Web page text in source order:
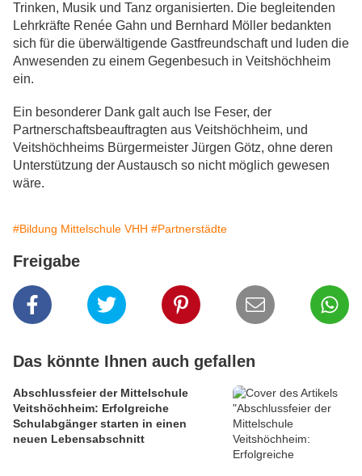
Trinken, Musik und Tanz organisierten. Die begleitenden
Lehrkräfte Renée Gahn und Bernhard Möller bedankten
sich für die überwältigende Gastfreundschaft und luden die
Anwesenden zu einem Gegenbesuch in Veitshöchheim
ein.
Ein besonderer Dank galt auch Ise Feser, der
Partnerschaftsbeauftragten aus Veitshöchheim, und
Veitshöchheims Bürgermeister Jürgen Götz, ohne deren
Unterstützung der Austausch so nicht möglich gewesen
wäre.
#Bildung Mittelschule VHH #Partnerstädte
Freigabe
Das könnte Ihnen auch gefallen
Abschlussfeier der Mittelschule
Veitshöchheim: Erfolgreiche
Schulabgänger starten in einen
neuen Lebensabschnitt